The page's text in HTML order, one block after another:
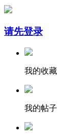
请先登录
我的收藏
我的帖子